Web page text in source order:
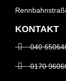
KONTAKT
040
0170